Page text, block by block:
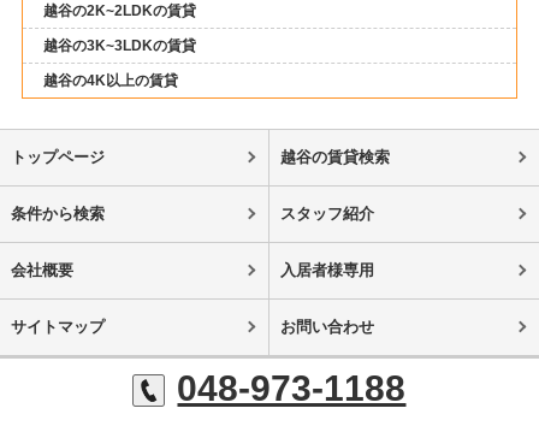
越谷の2K~2LDKの賃貸
越谷の3K~3LDKの賃貸
越谷の4K以上の賃貸
トップページ 越谷の賃貸検索
条件から検索 スタッフ紹介
会社概要 入居者様専用
サイトマップ お問い合わせ
048-973-1188